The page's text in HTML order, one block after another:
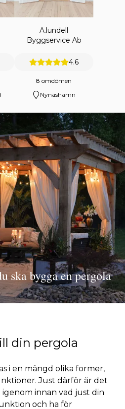
A.lundell
Byggservice Ab
4.6
8 omdömen
Nynäshamn
din pergola
i en mängd olika former,
Just därför är det
innan vad just din
och ha för
ska bygga en pergola